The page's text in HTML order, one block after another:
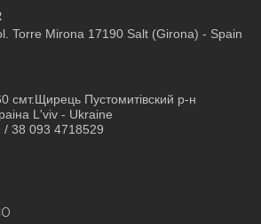
Torre Mirona 17190 Salt (Girona) - Spain
смт.Щирець Пустомитівский р-н
L'viv - Ukraine
38 093 4718529